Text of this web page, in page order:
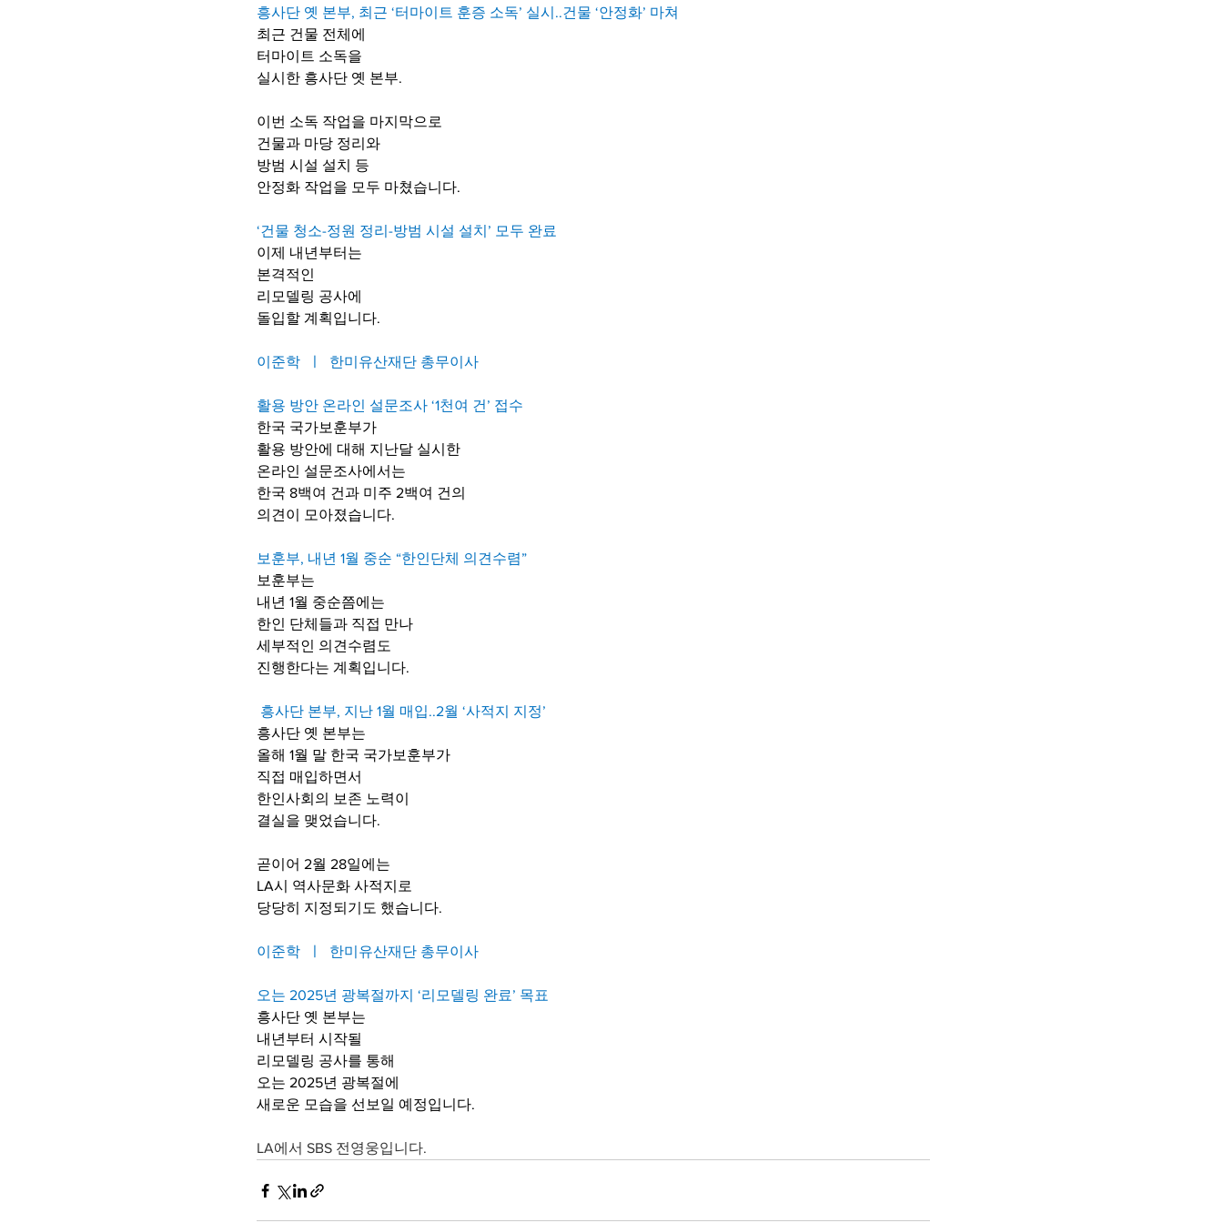
흥사단 옛 본부, 최근 ‘터마이트 훈증 소독’ 실시..건물 ‘안정화’ 마쳐
최근 건물 전체에
터마이트 소독을
실시한 흥사단 옛 본부.
이번 소독 작업을 마지막으로
건물과 마당 정리와
방범 시설 설치 등
안정화 작업을 모두 마쳤습니다.
‘건물 청소-정원 정리-방범 시설 설치’ 모두 완료
이제 내년부터는
본격적인
리모델링 공사에
돌입할 계획입니다.
이준학  ㅣ  한미유산재단 총무이사
활용 방안 온라인 설문조사 ‘1천여 건’ 접수
한국 국가보훈부가
활용 방안에 대해 지난달 실시한
온라인 설문조사에서는
한국 8백여 건과 미주 2백여 건의
의견이 모아졌습니다.
보훈부, 내년 1월 중순 “한인단체 의견수렴”
보훈부는
내년 1월 중순쯤에는
한인 단체들과 직접 만나
세부적인 의견수렴도
진행한다는 계획입니다.
흥사단 본부, 지난 1월 매입..2월 ‘사적지 지정’
흥사단 옛 본부는
올해 1월 말 한국 국가보훈부가
직접 매입하면서
한인사회의 보존 노력이
결실을 맺었습니다.
곧이어 2월 28일에는
LA시 역사문화 사적지로
당당히 지정되기도 했습니다.
이준학  ㅣ  한미유산재단 총무이사
오는 2025년 광복절까지 ‘리모델링 완료’ 목표
흥사단 옛 본부는
내년부터 시작될
리모델링 공사를 통해
오는 2025년 광복절에
새로운 모습을 선보일 예정입니다.
LA에서 SBS 전영웅입니다.